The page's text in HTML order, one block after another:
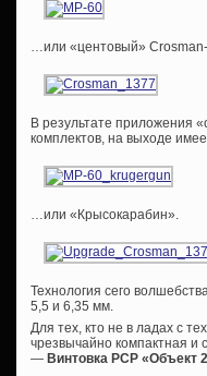
…или «центовый»
В результате приложения
комплектов, на выходе
…или «Крысокарабин».
Технология сего
5,5 и 6,35 мм.
Для тех, кто не в ладах с
чрезвычайно компактная
— Винтовка РСР «Объект